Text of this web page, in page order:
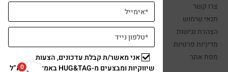
צרו קשר
תנאי שימוש
הצהרת נגישות
מדיניות פרטיות
מפת אתר
0
אני מאשר/ת קבלת עדכונים, הצעות
שיווקיות ומבצעים מ-HUG&TAG באמצעות דוא”ל